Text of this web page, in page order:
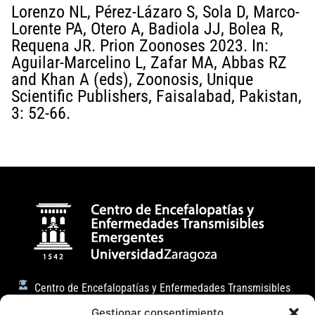
Lorenzo NL, Pérez-Lázaro S, Sola D, Marco-
Lorente PA, Otero A, Badiola JJ, Bolea R,
Requena JR. Prion Zoonoses 2023. In:
Aguilar-Marcelino L, Zafar MA, Abbas RZ
and Khan A (eds), Zoonosis, Unique
Scientific Publishers, Faisalabad, Pakistan,
3: 52-66.
Centro de Encefalopatías y Enfermedades Transmisibles